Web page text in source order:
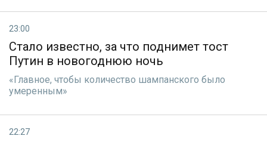
23:00
Стало известно, за что поднимет тост
Путин в новогоднюю ночь
«Главное, чтобы количество шампанского было
умеренным»
22:27